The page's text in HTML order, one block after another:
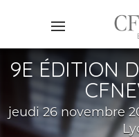
9E ÉDITION
jeudi 26 novembre